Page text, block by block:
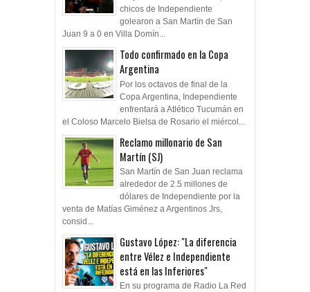
chicos de Independiente
golearon a San Martín de San
Juan 9 a 0 en Villa Domín...
Todo confirmado en la Copa
Argentina
Por los octavos de final de la
Copa Argentina, Independiente
enfrentará a Atlético Tucumán en
el Coloso Marcelo Bielsa de Rosario el miércol...
Reclamo millonario de San
Martín (SJ)
San Martín de San Juan reclama
alrededor de 2.5 millones de
dólares de Independiente por la
venta de Matías Giménez a Argentinos Jrs,
consid...
Gustavo López: "La diferencia
entre Vélez e Independiente
está en las Inferiores"
En su programa de Radio La Red